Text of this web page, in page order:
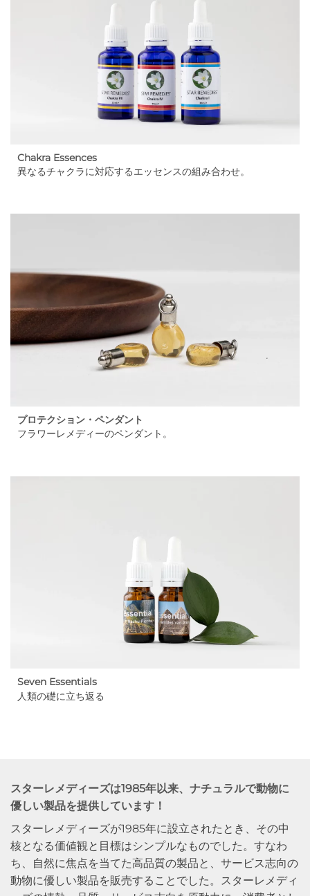
Chakra Essences
異なるチャクラに対応するエッセンスの組み合わせ。
プロテクション・ペンダント
フラワーレメディーのペンダント。
Seven Essentials
人類の礎に立ち返る
スターレメディーズは1985年以来、ナチュラルで動物に
優しい製品を提供しています！
スターレメディーズが1985年に設立されたとき、その中
核となる価値観と目標はシンプルなものでした。すなわ
ち、自然に焦点を当てた高品質の製品と、サービス志向の
動物に優しい製品を販売することでした。スターレメディ